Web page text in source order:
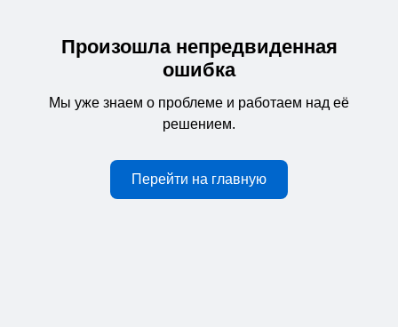
Произошла непредвиденная
ошибка
Мы уже знаем о проблеме и работаем над её
решением.
Перейти на главную